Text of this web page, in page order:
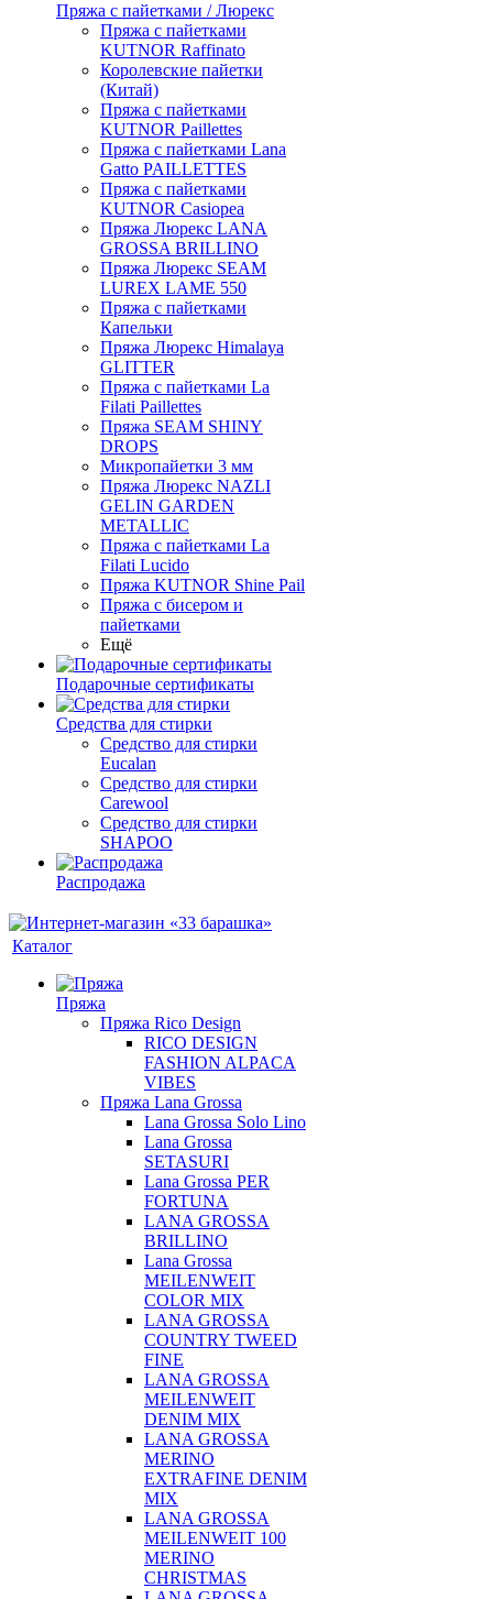
Пряжа с пайетками / Люрекс
Пряжа с пайетками
KUTNOR Raffinato
Королевские пайетки
(Китай)
Пряжа с пайетками
KUTNOR Paillettes
Пряжа с пайетками Lana
Gatto PAILLETTES
Пряжа с пайетками
KUTNOR Casiopea
Пряжа Люрекс LANA
GROSSA BRILLINO
Пряжа Люрекс SEAM
LUREX LAME 550
Пряжа с пайетками
Капельки
Пряжа Люрекс Himalaya
GLITTER
Пряжа с пайетками La
Filati Paillettes
Пряжа SEAM SHINY
DROPS
Микропайетки 3 мм
Пряжа Люрекс NAZLI
GELIN GARDEN
METALLIC
Пряжа с пайетками La
Filati Lucido
Пряжа KUTNOR Shine Pail
Пряжа с бисером и
пайетками
Ещё
Подарочные сертификаты
Средства для стирки
Средство для стирки
Eucalan
Средство для стирки
Carewool
Средство для стирки
SHAPOO
Распродажа
Каталог
Пряжа
Пряжа Rico Design
RICO DESIGN
FASHION ALPACA
VIBES
Пряжа Lana Grossa
Lana Grossa Solo Lino
Lana Grossa
SETASURI
Lana Grossa PER
FORTUNA
LANA GROSSA
BRILLINO
Lana Grossa
MEILENWEIT
COLOR MIX
LANA GROSSA
COUNTRY TWEED
FINE
LANA GROSSA
MEILENWEIT
DENIM MIX
LANA GROSSA
MERINO
EXTRAFINE DENIM
MIX
LANA GROSSA
MEILENWEIT 100
MERINO
CHRISTMAS